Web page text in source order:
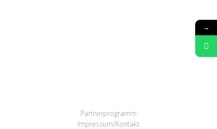
Partnerprogramm
Impressum/Kontakt
→